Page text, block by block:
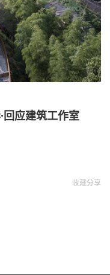
回应建筑工作室
收藏分享